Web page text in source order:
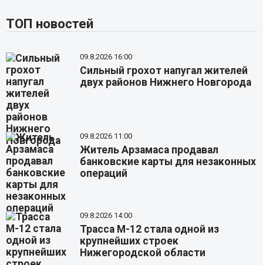
ТОП новостей
09.8.2026 16:00
Сильный грохот напугал жителей
двух районов Нижнего Новгорода
09.8.2026 11:00
Житель Арзамаса продавал
банковские карты для незаконных
операций
09.8.2026 14:00
Трасса М-12 стала одной из
крупнейших строек
Нижегородской области